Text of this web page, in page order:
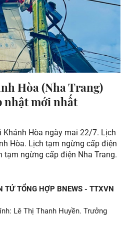
Hòa (Nha Trang)
nhật mới nhất
Hòa ngày mai 22/7. Lịch
Hòa. Lịch tạm ngừng cấp điện
tạm ngừng cấp điện Nha Trang.
TỬ TỔNG HỢP BNEWS - TTXVN
Lê Thị Thanh Huyền. Trưởng